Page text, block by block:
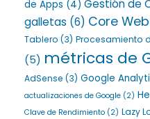
de Apps (4) Gestión de
galletas (6) Core
Tablero (3) Procesamiento
(5) métricas de
AdSense (3) Google
actualizaciones de Google (2)
Clave de Rendimiento (2) Lazy